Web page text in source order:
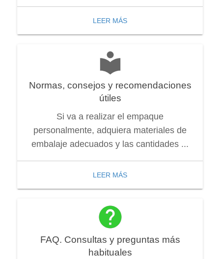
LEER MÁS
Normas, consejos y recomendaciones
útiles
Si va a realizar el empaque
personalmente, adquiera materiales de
embalaje adecuados y las cantidades ...
LEER MÁS
FAQ. Consultas y preguntas más
habituales